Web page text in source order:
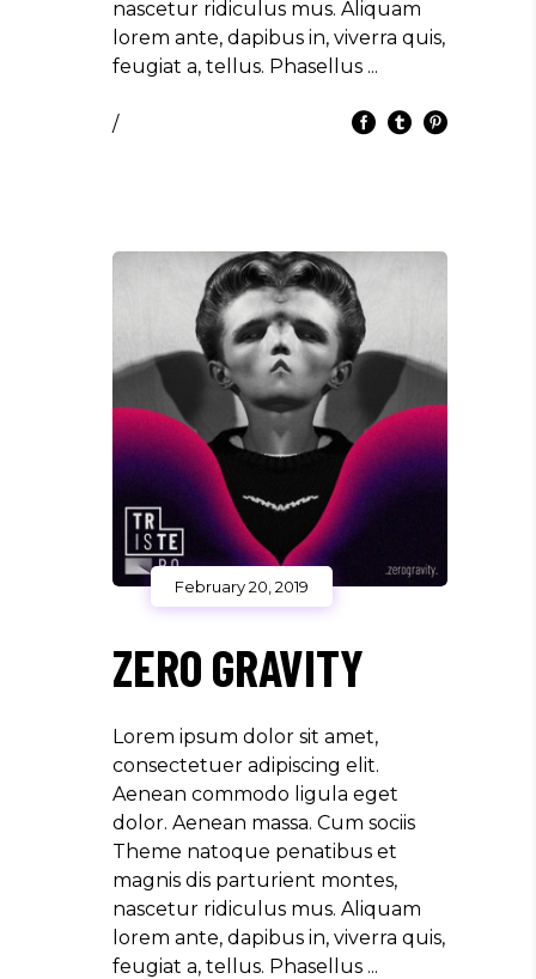
nascetur ridiculus mus. Aliquam
lorem ante, dapibus in, viverra quis,
feugiat a, tellus. Phasellus
/
February 20, 2019
ZERO GRAVITY
Lorem ipsum dolor sit amet,
consectetuer adipiscing elit.
Aenean commodo ligula eget
dolor. Aenean massa. Cum sociis
Theme natoque penatibus et
magnis dis parturient montes,
nascetur ridiculus mus. Aliquam
lorem ante, dapibus in, viverra quis,
feugiat a, tellus. Phasellus